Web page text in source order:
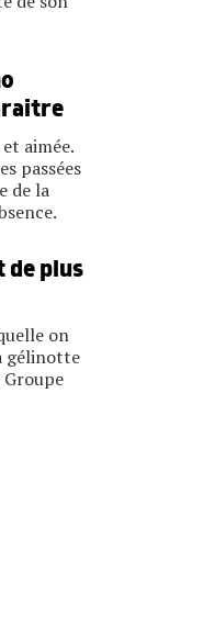
aimée.
passées
de la
de plus
on
gélinotte
Groupe